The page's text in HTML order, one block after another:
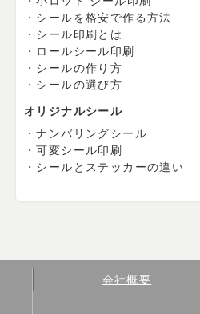
シールを格安で作る方法
シール印刷とは
ロールシール印刷
シールの作り方
シールの選び方
オリジナルシール
ナンバリングシール
可変シール印刷
シールとステッカーの違い
会社概要